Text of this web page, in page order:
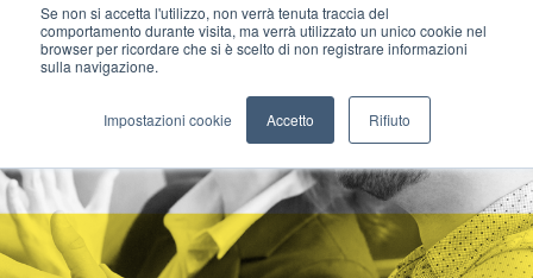
Se non si accetta l'utilizzo, non verrà tenuta traccia del
comportamento durante visita, ma verrà utilizzato un unico cookie nel
browser per ricordare che si è scelto di non registrare informazioni
sulla navigazione.
Impostazioni cookie Accetto Rifiuto